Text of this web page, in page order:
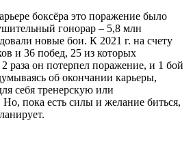
боксёра это поражение было
гонорар – 5,8 млн
новые бои. К 2021 г. на счету
и 36 побед, 25 из которых
раза он потерпел поражение, и 1 бой
об окончании карьеры,
себя тренерскую или
пока есть силы и желание биться,